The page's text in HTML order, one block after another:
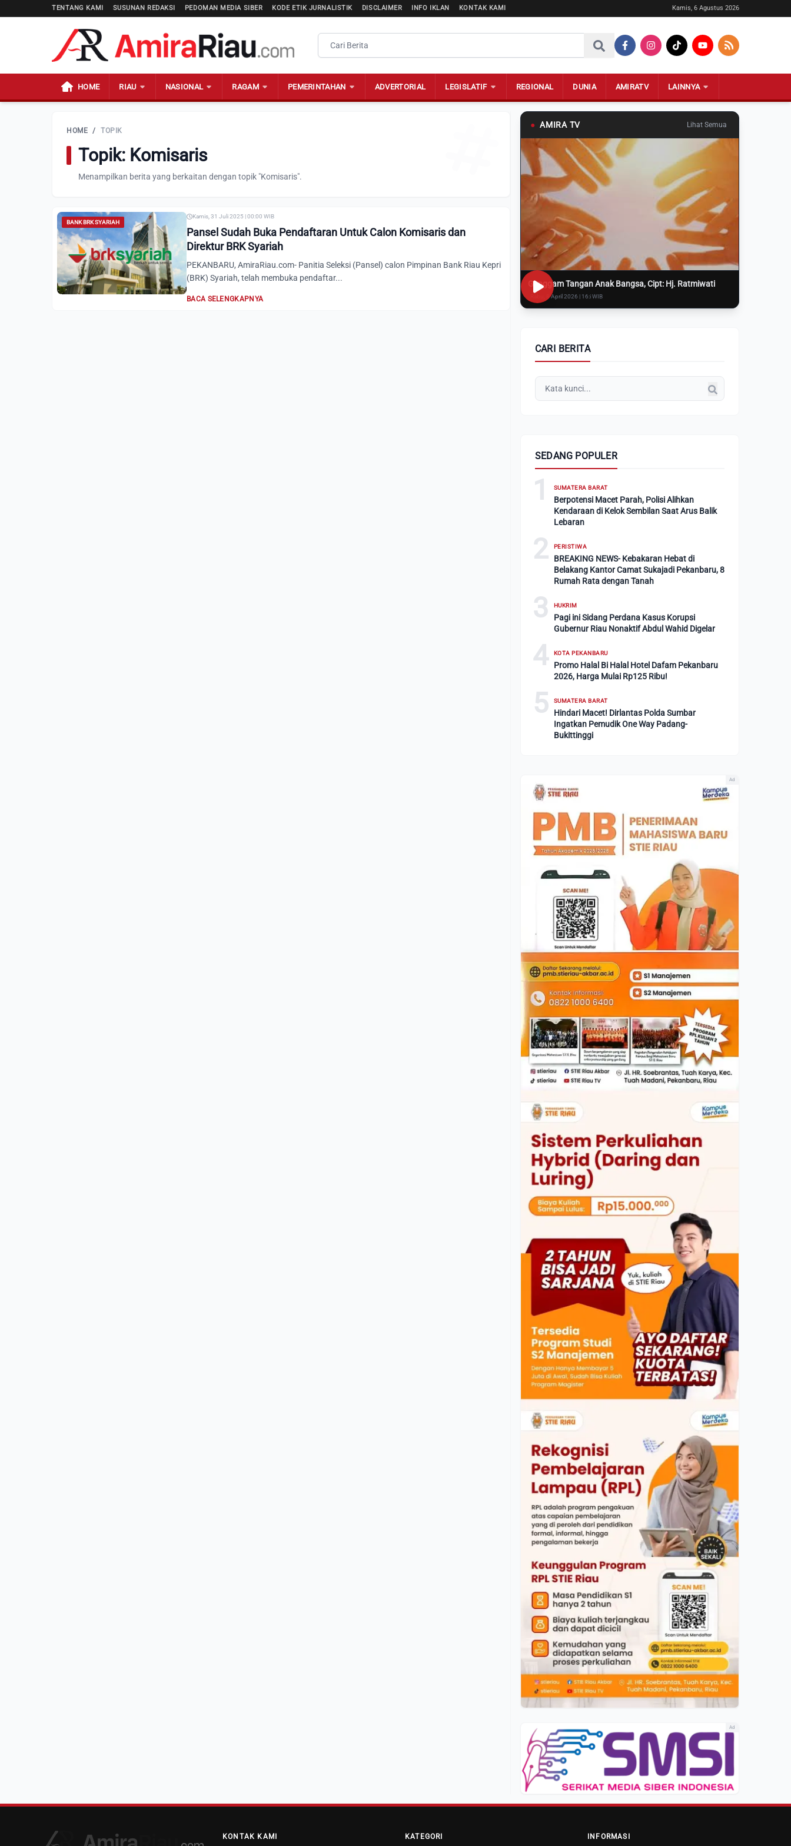
TENTANG KAMI SUSUNAN REDAKSI PEDOMAN MEDIA SIBER KODE ETIK JURNALISTIK DISCLAIMER INFO IKLAN KONTAK KAMI Kamis, 6 Agustus 2026
HOME RIAU NASIONAL RAGAM PEMERINTAHAN ADVERTORIAL LEGISLATIF REGIONAL DUNIA AMIRATV LAINNYA
HOME / TOPIK
Topik: Komisaris
Menampilkan berita yang berkaitan dengan topik "Komisaris".
BANK BRK SYARIAH
Kamis, 31 Juli 2025 | 00:00 WIB
Pansel Sudah Buka Pendaftaran Untuk Calon Komisaris dan
Direktur BRK Syariah
PEKANBARU, AmiraRiau.com- Panitia Seleksi (Pansel) calon Pimpinan Bank Riau Kepri
(BRK) Syariah, telah membuka pendaftar...
BACA SELENGKAPNYA
● AMIRA TV Lihat Semua
Genggam Tangan Anak Bangsa, Cipt: Hj. Ratmiwati
Rabu, 8 April 2026 | 16:i WIB
CARI BERITA
SEDANG POPULER
1 SUMATERA BARAT
Berpotensi Macet Parah, Polisi Alihkan
Kendaraan di Kelok Sembilan Saat Arus Balik
Lebaran
2 PERISTIWA
BREAKING NEWS- Kebakaran Hebat di
Belakang Kantor Camat Sukajadi Pekanbaru, 8
Rumah Rata dengan Tanah
3 HUKRIM
Pagi ini Sidang Perdana Kasus Korupsi
Gubernur Riau Nonaktif Abdul Wahid Digelar
4 KOTA PEKANBARU
Promo Halal Bi Halal Hotel Dafam Pekanbaru
2026, Harga Mulai Rp125 Ribu!
5 SUMATERA BARAT
Hindari Macet! Dirlantas Polda Sumbar
Ingatkan Pemudik One Way Padang-
Bukittinggi
Ad
Ad
KONTAK KAMI KATEGORI INFORMASI